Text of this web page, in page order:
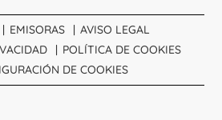
EMISORAS
AVISO LEGAL
POLÍTICA DE COOKIES
DE COOKIES